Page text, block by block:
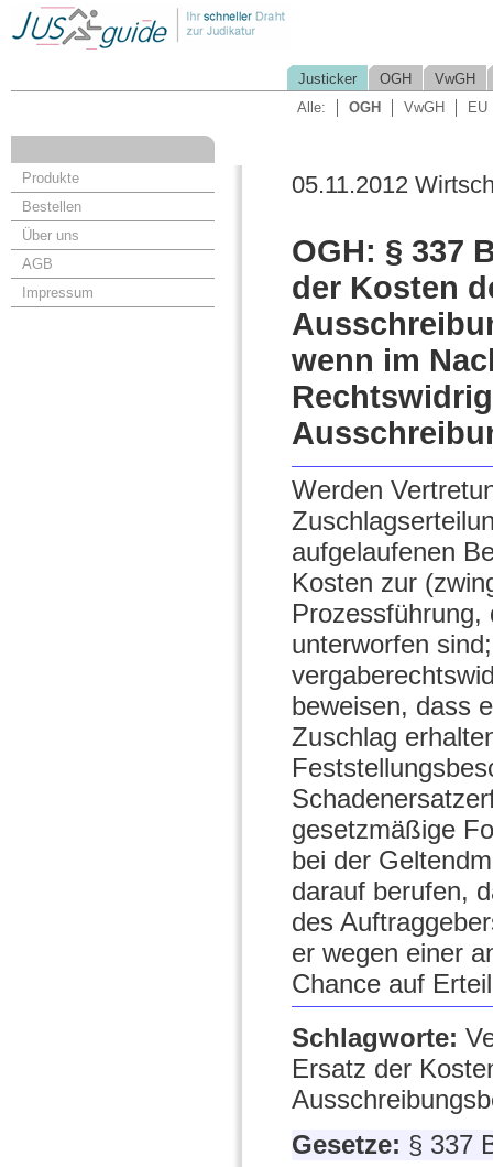
Justicker OGH
VwGH
Alle:
OGH VwGH EU
Produkte
Bestellen
Über uns
AGB
Impressum
05.11.2012
OGH: § 337
der Kosten
wenn im
Werden
aufgelaufenen
Kosten zur
unterworfen
beweisen, dass
Zuschlag
gesetzmäßige
bei der
darauf berufen,
des
er wegen einer
Chance auf
Schlagworte:
Ersatz der
Gesetze: § 337